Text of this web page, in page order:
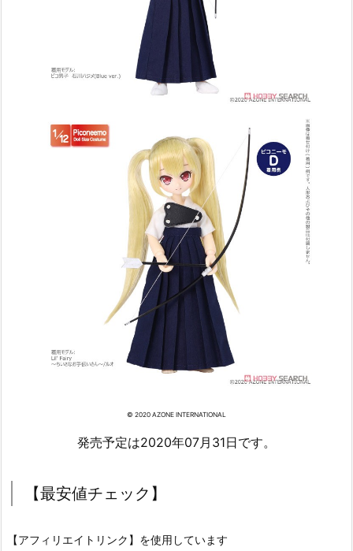
© 2020 AZONE INTERNATIONAL
発売予定は2020年07月31日です。
【最安値チェック】
【アフィリエイトリンク】を使用しています